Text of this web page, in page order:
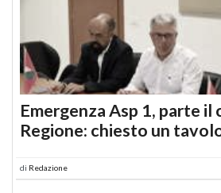
Emergenza Asp 1, parte
Regione: chiesto un
di Redazione